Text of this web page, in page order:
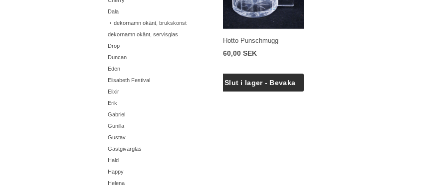
Dala
dekornamn okänt, brukskonst
dekornamn okänt, servisglas
Drop
Duncan
Eden
Elisabeth Festival
Elixir
Erik
Gabriel
Gunilla
Gustav
Gästgivarglas
Hald
Happy
Helena
Hotto Punschmugg
60,00 SEK